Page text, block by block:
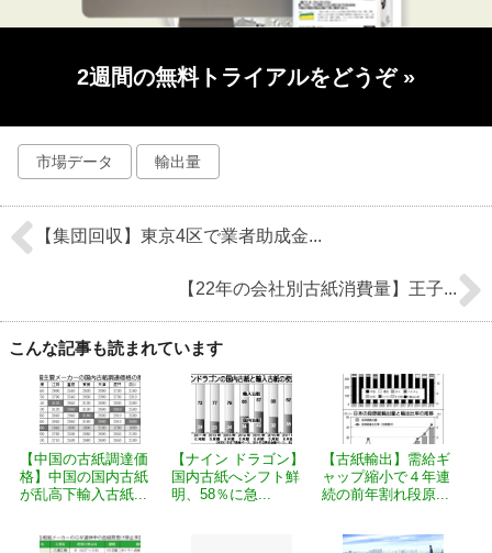
2週間の無料トライアルをどうぞ »
市場データ 輸出量
【集団回収】東京4区で業者助成金...
【22年の会社別古紙消費量】王子...
こんな記事も読まれています
【中国の古紙調達価
格】中国の国内古紙
が乱高下輸入古紙...
【ナイン ドラゴン】
国内古紙へシフト鮮
明、58％に急...
【古紙輸出】需給ギ
ャップ縮小で４年連
続の前年割れ段原...